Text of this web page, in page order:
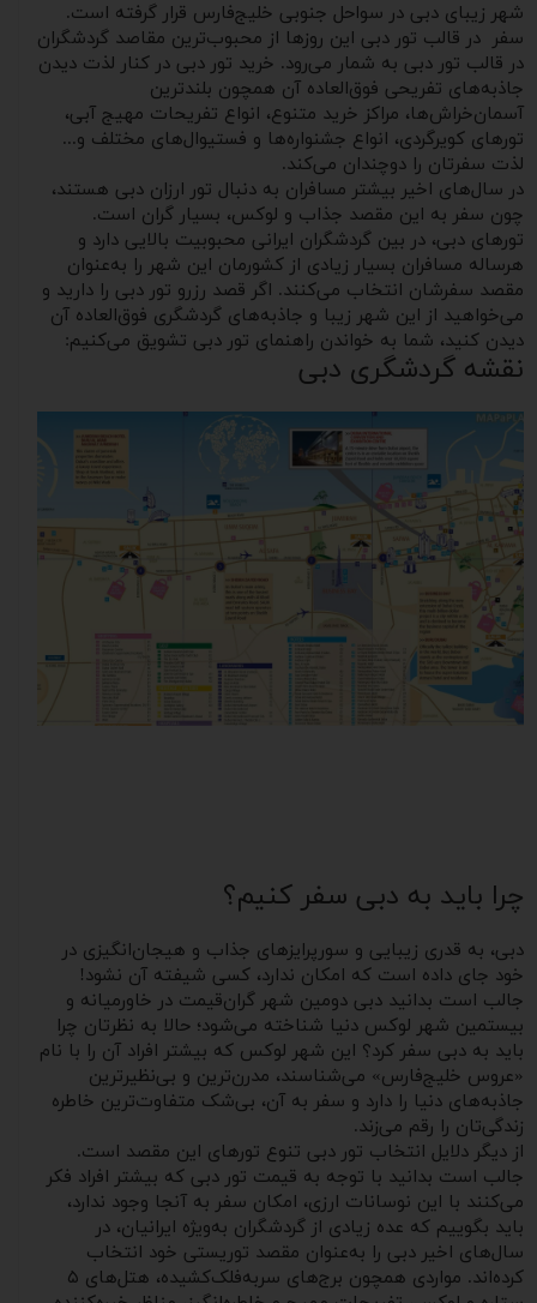
شهر زیبای دبی در سواحل جنوبی خلیج‌فارس قرار گرفته است.
سفر در قالب تور دبی این روزها از محبوب‌ترین مقاصد گردشگران
در قالب تور دبی به شمار می‌رود. خرید تور دبی در کنار لذت دیدن
جاذبه‌های تفریحی فوق‌العاده‌ آن همچون بلندترین
آسمان‌خراش‌ها، مراکز خرید متنوع، انواع تفریحات مهیج آبی،
تورهای کویرگردی، انواع جشنواره‌ها و فستیوال‌های مختلف و...
لذت سفرتان را دوچندان می‌کند.
در سال‌های اخیر بیشتر مسافران به دنبال تور ارزان دبی هستند،
چون سفر به این مقصد جذاب و لوکس، بسیار گران است.
تورهای دبی، در بین گردشگران ایرانی محبوبیت بالایی دارد و
هرساله مسافران بسیار زیادی از کشورمان این شهر را به‌عنوان
مقصد سفرشان انتخاب می‌کنند. اگر قصد رزرو تور دبی را دارید و
می‌خواهید از این شهر زیبا و جاذبه‌های گردشگری فوق‌العاده آن
دیدن کنید، شما به خواندن راهنمای تور دبی تشویق می‌کنیم:
نقشه گردشگری دبی
چرا باید به دبی سفر کنیم؟
دبی، به قدری زیبایی و سورپرایزهای جذاب و هیجان‌انگیزی در
خود جای ‌داده است که امکان ندارد، کسی شیفته آن نشود!
جالب است بدانید دبی دومین شهر گران‌قیمت در خاورمیانه و
بیستمین شهر لوکس دنیا شناخته می‌شود؛ حالا به نظرتان چرا
باید به دبی سفر کرد؟ این شهر لوکس که بیشتر افراد آن را با نام
«عروس خلیج‌فارس» می‌شناسند، مدرن‌ترین و بی‌نظیرترین
جاذبه‌های دنیا را دارد و سفر به آن، بی‌شک متفاوت‌ترین خاطره
زندگی‌تان را رقم می‌زند.
از دیگر دلایل انتخاب تور دبی تنوع تورهای این مقصد است.
جالب است بدانید با توجه به قیمت تور دبی که بیشتر افراد فکر
می‌کنند با این نوسانات ارزی، امکان سفر به آنجا وجود ندارد،
باید بگوییم که عده زیادی از گردشگران به‌ویژه ایرانیان، در
سال‌های اخیر دبی را به‌عنوان مقصد توریستی خود انتخاب
کرده‌اند. مواردی همچون برج‌های سر‌به‌فلک‌کشیده، هتل‌های ۵